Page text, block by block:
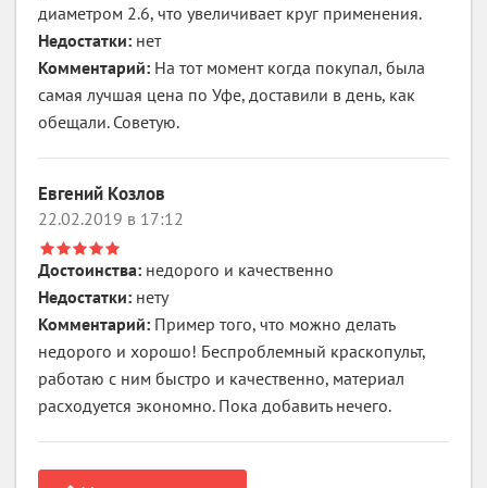
диаметром 2.6, что увеличивает круг применения.
Недостатки: нет
Комментарий: На тот момент когда покупал, была
самая лучшая цена по Уфе, доставили в день, как
обещали. Советую.
Евгений Козлов
22.02.2019 в 17:12
Достоинства: недорого и качественно
Недостатки: нету
Комментарий: Пример того, что можно делать
недорого и хорошо! Беспроблемный краскопульт,
работаю с ним быстро и качественно, материал
расходуется экономно. Пока добавить нечего.